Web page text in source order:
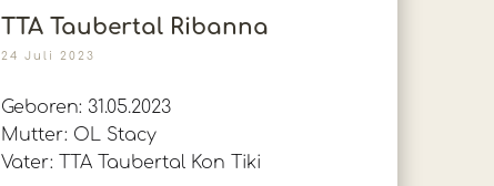
TTA Taubertal Ribanna
24 Juli 2023
Geboren: 31.05.2023
Mutter: OL Stacy
Vater: TTA Taubertal Kon Tiki